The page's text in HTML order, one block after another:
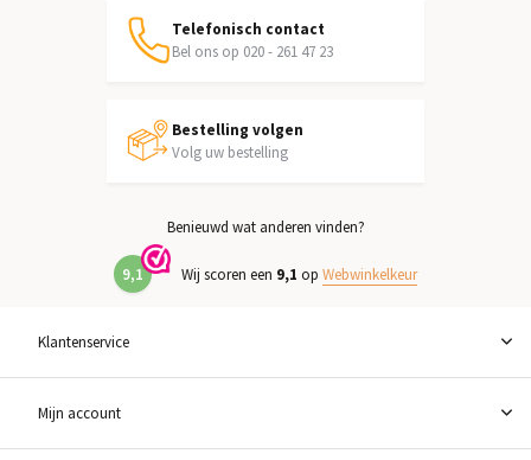
Telefonisch contact
Bel ons op 020 - 261 47 23
Bestelling volgen
Volg uw bestelling
Benieuwd wat anderen vinden?
9,1 Wij scoren een 9,1 op Webwinkelkeur
Klantenservice
Mijn account